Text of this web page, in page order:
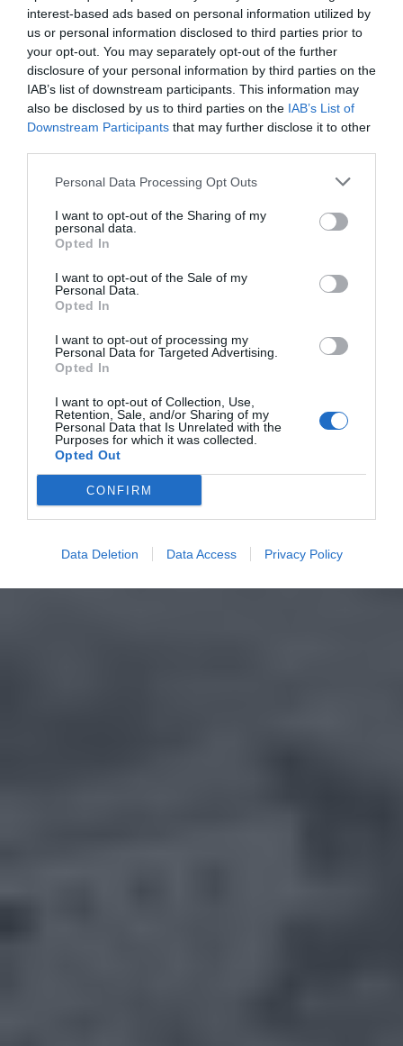
interest-based ads based on personal information utilized by
us or personal information disclosed to third parties prior to
your opt-out. You may separately opt-out of the further
disclosure of your personal information by third parties on the
IAB’s list of downstream participants. This information may
also be disclosed by us to third parties on the IAB’s List of
Downstream Participants that may further disclose it to other
Personal Data Processing Opt Outs
I want to opt-out of the Sharing of my
personal data.
Opted In
I want to opt-out of the Sale of my
Personal Data.
Opted In
I want to opt-out of processing my
Personal Data for Targeted Advertising.
Opted In
I want to opt-out of Collection, Use,
Retention, Sale, and/or Sharing of my
Personal Data that Is Unrelated with the
Purposes for which it was collected.
Opted Out
CONFIRM
Data Deletion Data Access Privacy Policy